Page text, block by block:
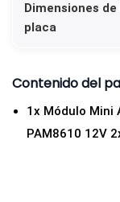
r
o
l
Dimensiones de
placa
Contenido del
1x Módulo Mini
PAM8610 12V